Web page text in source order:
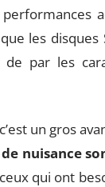
les disques
par les
un gros
nuisance
qui ont